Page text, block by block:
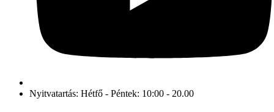
Nyitvatartás: Hétfő - Péntek: 10:00 - 20.00